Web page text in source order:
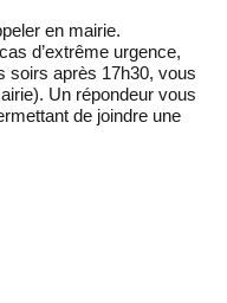
en mairie.
d’extrême urgence,
soirs après 17h30, vous
Un répondeur vous
de joindre une